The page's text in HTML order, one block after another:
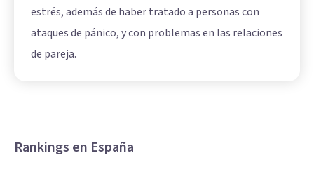
estrés, además de haber tratado a personas con
ataques de pánico, y con problemas en las relaciones
de pareja.
Rankings en España